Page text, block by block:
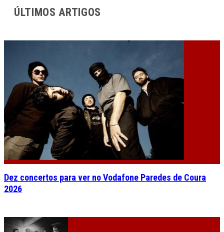
ÚLTIMOS ARTIGOS
Dez concertos para ver no Vodafone Paredes de Coura
2026